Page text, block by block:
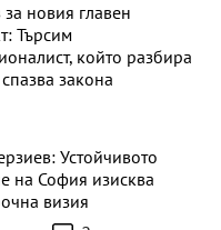
за новия главен
Търсим
който разбира
закона
Устойчивото
на София изисква
визия